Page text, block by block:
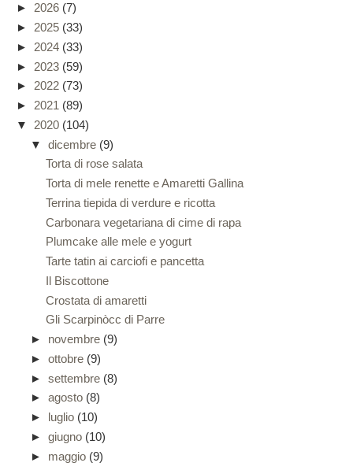
► 2026 (7)
► 2025 (33)
► 2024 (33)
► 2023 (59)
► 2022 (73)
► 2021 (89)
▼ 2020 (104)
▼ dicembre (9)
Torta di rose salata
Torta di mele renette e Amaretti Gallina
Terrina tiepida di verdure e ricotta
Carbonara vegetariana di cime di rapa
Plumcake alle mele e yogurt
Tarte tatin ai carciofi e pancetta
Il Biscottone
Crostata di amaretti
Gli Scarpinòcc di Parre
► novembre (9)
► ottobre (9)
► settembre (8)
► agosto (8)
► luglio (10)
► giugno (10)
► maggio (9)